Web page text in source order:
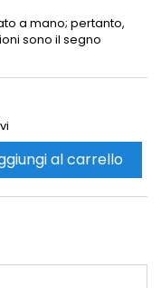
a mano; pertanto,
sono il segno
al carrello